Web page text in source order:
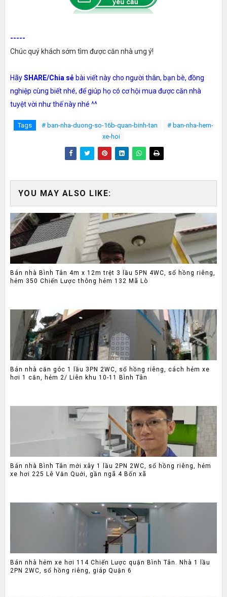
-----
Chúc quý khách sớm tìm được căn nhà ưng ý!
HãySHARE/Chia sẻbài viết này cho người thân, bạn bè, đồng
nghiệp cùng biết nhé, để giúp họ có cơ hội mua được căn nhà
tuyệt vời như thế này nhé ^^
Tags # ban-nha-duong-so-16b-quan-binh-tan
# ban-nha-hem-
xe-hoi
YOU MAY ALSO LIKE:
Bán nhà Bình Tân 4m x 12m trệt 3 lầu 5PN 4WC, sổ hồng riêng,
hẻm 350 Chiến Lược thông hẻm 132 Mã Lò
Bán nhà căn góc 1 lầu 3PN 2WC, sổ hồng riêng, cách hẻm xe
hơi 1 căn, hẻm 2/ Liên khu 10-11 Bình Tân
Bán nhà Bình Tân mới xây 1 lầu 2PN 2WC, sổ hồng riêng, hẻm
xe hơi 225 Lê Văn Quới, gần ngã 4 Bốn xã
Bán nhà hẻm xe hơi 114 Chiến Lược quận Bình Tân. Nhà 1 lầu
2PN 2WC, sổ hồng riêng, giáp Quận 6